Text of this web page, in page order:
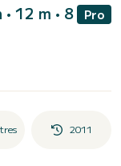
12 m • 8
Pro
2011